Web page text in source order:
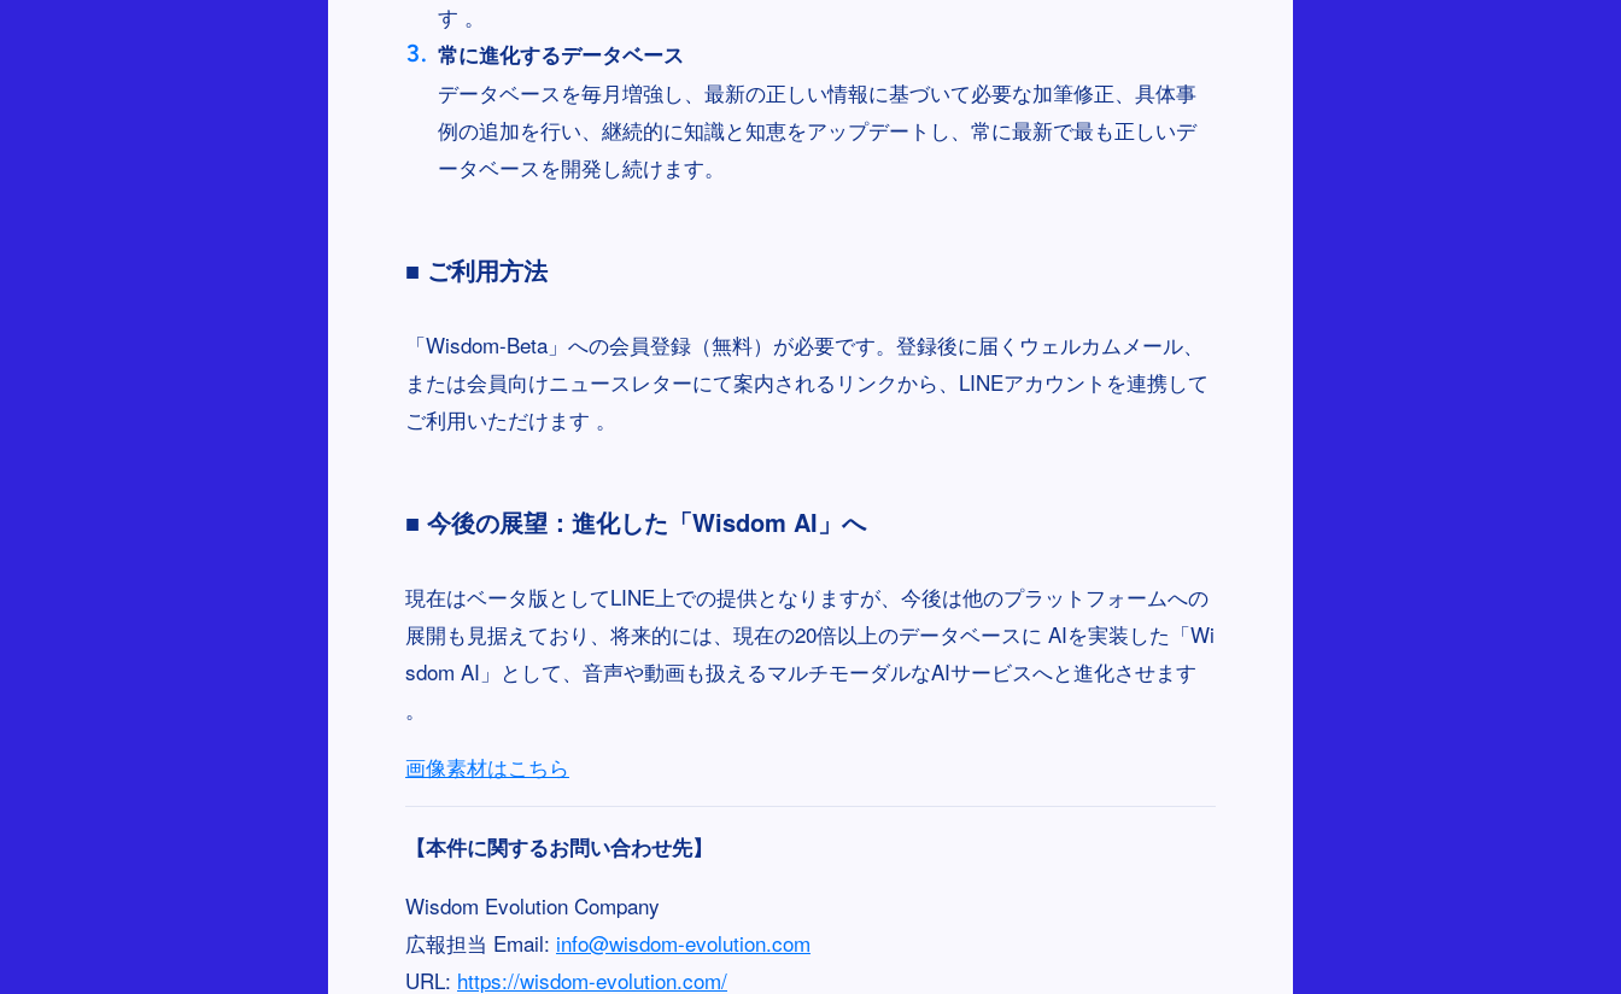
す 。
常に進化するデータベース
データベースを毎月増強し、最新の正しい情報に基づいて必要な加筆修正、具体事
例の追加を行い、継続的に知識と知恵をアップデートし、常に最新で最も正しいデ
ータベースを開発し続けます。
■ ご利用方法
「Wisdom-Beta」への会員登録（無料）が必要です。登録後に届くウェルカムメール、
または会員向けニュースレターにて案内されるリンクから、LINEアカウントを連携して
ご利用いただけます 。
■ 今後の展望：進化した「Wisdom AI」へ
現在はベータ版としてLINE上での提供となりますが、今後は他のプラットフォームへの
展開も見据えており、将来的には、現在の20倍以上のデータベースに AIを実装した「Wi
sdom AI」として、音声や動画も扱えるマルチモーダルなAIサービスへと進化させます
。
画像素材はこちら
【本件に関するお問い合わせ先】
Wisdom Evolution Company
広報担当 Email: info@wisdom-evolution.com
URL: https://wisdom-evolution.com/